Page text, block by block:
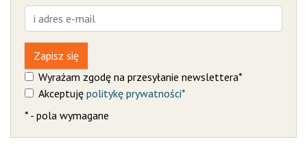
Zapisz się
Wyrażam zgodę na przesyłanie newslettera*
Akceptuję politykę prywatności*
* - pola wymagane